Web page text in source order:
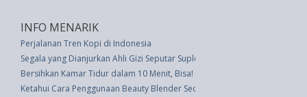
INFO MENARIK
Perjalanan Tren Kopi di Indonesia
Segala yang Dianjurkan Ahli Gizi Seputar Suplemen Kesehatan
Bersihkan Kamar Tidur dalam 10 Menit, Bisa!
Ketahui Cara Penggunaan Beauty Blender Secara Tepat